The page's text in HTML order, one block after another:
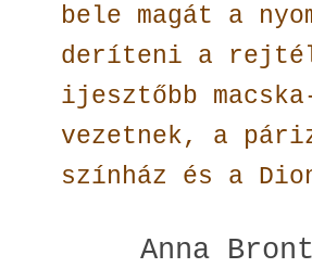
bele magát a
deríteni a
ijesztőbb
vezetnek, a
színház és a
Anna